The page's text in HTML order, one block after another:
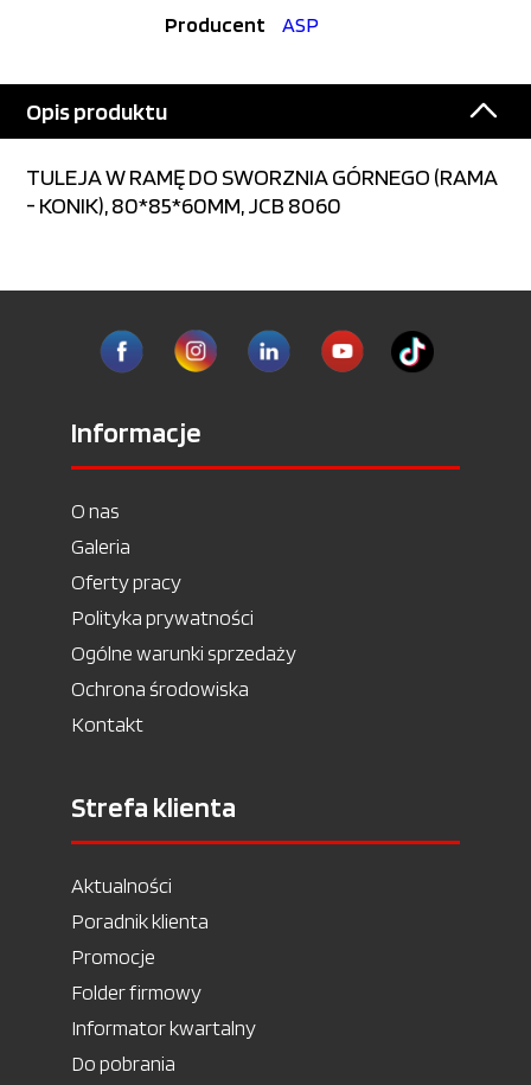
Producent
ASP
Opis produktu
TULEJA W RAMĘ DO SWORZNIA GÓRNEGO (RAMA
- KONIK), 80*85*60MM, JCB 8060
Informacje
O nas
Galeria
Oferty pracy
Polityka prywatności
Ogólne warunki sprzedaży
Ochrona środowiska
Kontakt
Strefa klienta
Aktualności
Poradnik klienta
Promocje
Folder firmowy
Informator kwartalny
Do pobrania